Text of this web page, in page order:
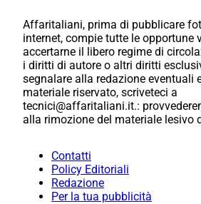
Affaritaliani, prima di pubblicare
internet, compie tutte le opportune
accertarne il libero regime di
i diritti di autore o altri diritti
segnalare alla redazione eventuali
materiale riservato, scriveteci a
tecnici@affaritaliani.it.:
alla rimozione del materiale lesivo
Contatti
Policy Editoriali
Redazione
Per la tua pubblicità